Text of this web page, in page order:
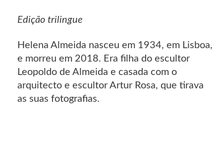
Edição trilingue
Helena Almeida nasceu em 1934, em Lisboa,
e morreu em 2018. Era filha do escultor
Leopoldo de Almeida e casada com o
arquitecto e escultor Artur Rosa, que tirava
as suas fotografias.